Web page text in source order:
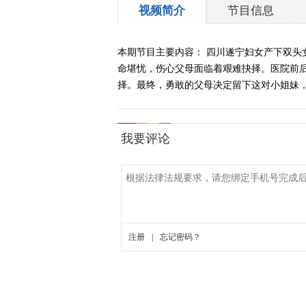
视频简介 节目信息
本期节目主要内容： 四川遂宁妇女产下双
命堪忧，伤心父母面临着艰难抉择。医院前
择。最终，勇敢的父母决定留下这对小姐妹